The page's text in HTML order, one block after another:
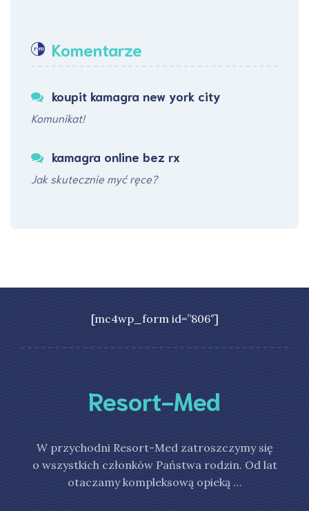
Komentarze
koupit kamagra new york city
Komunikat!
kamagra online bez rx
Jak skutecznie myć ręce?
[mc4wp_form id=”806″]
Resort-Med
W przychodni Resort-Med zatroszczymy się
o wszystkich członków Państwa rodzin. Od lat
otaczamy kompleksową opieką …